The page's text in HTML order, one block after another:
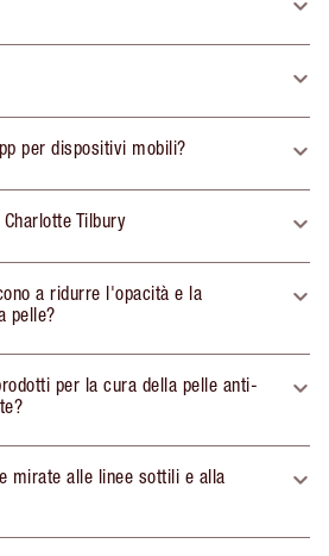
per dispositivi mobili?
Tilbury
a ridurre l'opacità e la
pelle?
per la cura della pelle anti-
mirate alle linee sottili e alla